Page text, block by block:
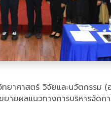
าศาสตร์ วิจัยและนวัตกรรม
ยผลแนวทางการบริหารจัดก